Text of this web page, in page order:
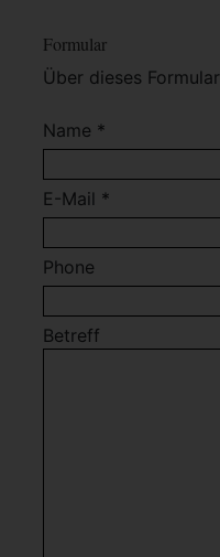
Formular
Über dieses
Name *
E-Mail *
Phone
Betreff